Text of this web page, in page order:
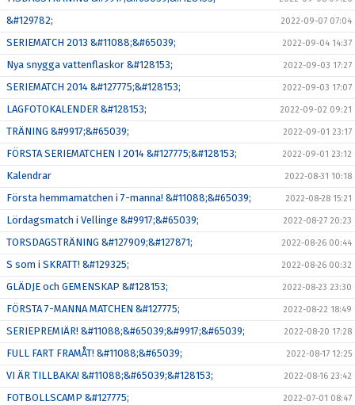
&#129782; 2022-09-07 07:04
SERIEMATCH 2013 &#11088;&#65039; 2022-09-04 14:37
Nya snygga vattenflaskor &#128153; 2022-09-03 17:27
SERIEMATCH 2014 &#127775;&#128153; 2022-09-03 17:07
LAGFOTOKALENDER &#128153; 2022-09-02 09:21
TRÄNING &#9917;&#65039; 2022-09-01 23:17
FÖRSTA SERIEMATCHEN I 2014 &#127775;&#128153; 2022-09-01 23:12
Kalendrar 2022-08-31 10:18
Första hemmamatchen i 7-manna! &#11088;&#65039; 2022-08-28 15:21
Lördagsmatch i Vellinge &#9917;&#65039; 2022-08-27 20:23
TORSDAGSTRÄNING &#127909;&#127871; 2022-08-26 00:44
S som i SKRATT! &#129325; 2022-08-26 00:32
GLÄDJE och GEMENSKAP &#128153; 2022-08-23 23:30
FÖRSTA 7-MANNA MATCHEN &#127775; 2022-08-22 18:49
SERIEPREMIÄR! &#11088;&#65039;&#9917;&#65039; 2022-08-20 17:28
FULL FART FRAMÅT! &#11088;&#65039; 2022-08-17 12:25
VI ÄR TILLBAKA! &#11088;&#65039;&#128153; 2022-08-16 23:42
FOTBOLLSCAMP &#127775; 2022-07-01 08:47